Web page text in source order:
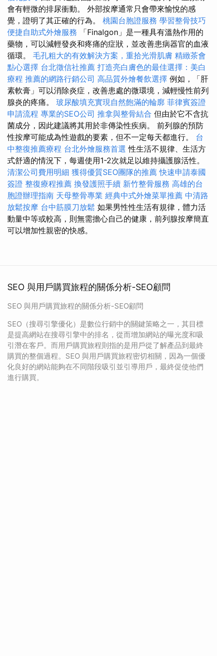
會有輕微的排尿衝動。 外部按摩通常只會帶來愉悅的感
覺，證明了其正確的行為。 桃園台胞證服務 學習整骨技巧
便捷自助式外燴服務
「Finalgon」是一種具有溫熱作用的
藥物，可以減輕發炎和疼痛的症狀，並改善患病器官的血液
循環。 毛孔粗大的有效解決方案，重拾光滑肌膚 精緻茶會
點心選擇 台北徵信社推薦 打造亮白膚色的最佳選擇：美白
療程 推薦的網路行銷公司 高品質外燴餐飲選擇 例如，「肝
素軟膏」可以消除炎症，改善患處的微環境，減輕慢性前列
腺炎的疼痛。 玻尿酸填充實現自然飽滿的輪廓 菲律賓簽證
申請流程 專業的SEO公司 推拿與整骨結合 但由於它不含抗
菌​​成分，因此建議將其用於非傳染性疾病。 前列腺的預防
性按摩可能成為性遊戲的要素，但不一定每天都進行。 台
中整復推薦療程 台北外燴服務首選性生活不規律、生活方
式舒適的情況下，每週使用1-2次就足以維持攝護腺活性。
清潔公司費用明細 獲得優質SEO團隊的推薦 快速申請泰國
簽證 整復療程推薦 換發護照手續 新竹整骨服務 高雄的台
胞證辦理指南 天母整骨專業 經典中式外燴菜單推薦 中清路
放鬆按摩 台中筋膜刀放鬆 如果男性性生活有規律，體力活
動量中等或較高，則無需擔心自己的健康，前列腺按摩簡直
可以增加性親密的快感。
SEO 與用戶購買旅程的關係分析-SEO顧問
SEO 與用戶購買旅程的關係分析-SEO顧問
SEO（搜尋引擎優化）是數位行銷中的關鍵策略之一，其目標
是提高網站在搜尋引擎中的排名，從而增加網站的曝光度和吸
引潛在客戶。而用戶購買旅程則指的是用戶從了解產品到最終
購買的整個過程。SEO 與用戶購買旅程密切相關，因為一個優
化良好的網站能夠在不同階段吸引並引導用戶，最終促使他們
進行購買。